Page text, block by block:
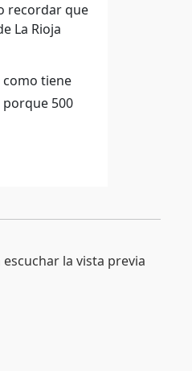
recordar que
La Rioja
como tiene
porque 500